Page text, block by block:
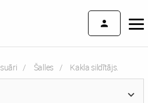
Šalles Current:
Kakla sildītājs.